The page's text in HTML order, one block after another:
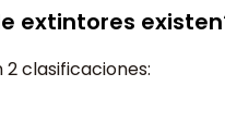
extintores
2 clasificaciones: